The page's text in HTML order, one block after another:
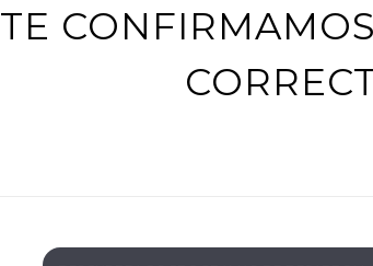
TE